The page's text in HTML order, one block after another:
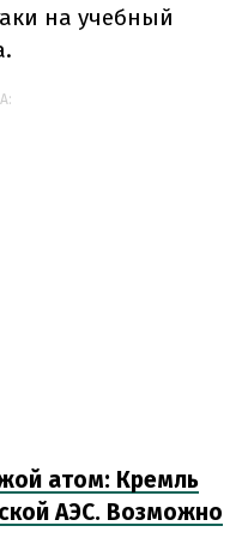
на учебный
атом: Кремль
АЭС. Возможно